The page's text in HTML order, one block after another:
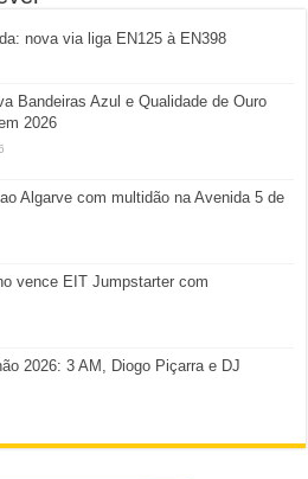
nova via liga EN125 à EN398
Bandeiras Azul e Qualidade de Ouro
2026
Algarve com multidão na Avenida 5 de
vence EIT Jumpstarter com
2026: 3 AM, Diogo Piçarra e DJ